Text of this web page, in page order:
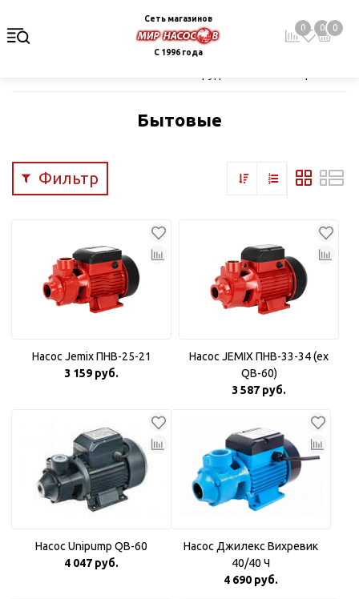
Сеть магазинов
С 1996 года
0 0 0
Бытовые
Фильтр
Насос Jemix ПНВ-25-21
3 159 руб.
Насос JEMIX ПНВ-33-34 (ex
QB-60)
3 587 руб.
Насос Unipump QB-60
4 047 руб.
Насос Джилекс Вихревик
40/40 Ч
4 690 руб.